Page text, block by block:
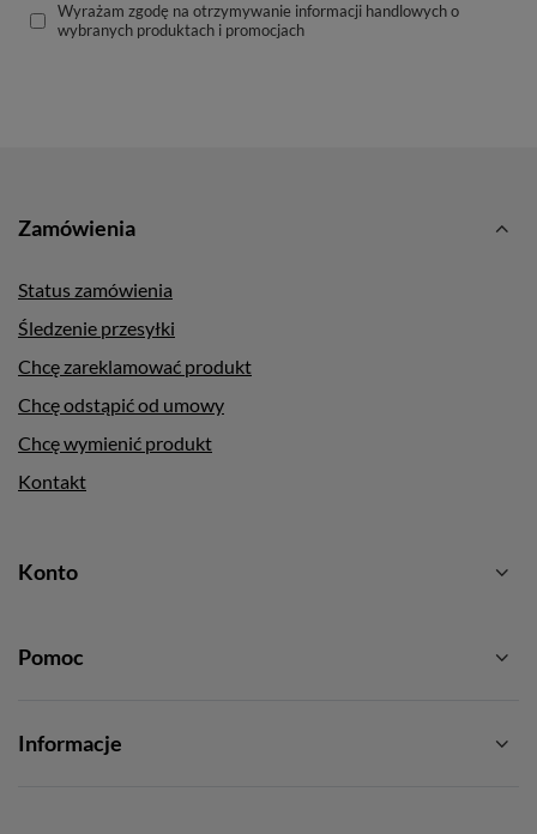
Wyrażam zgodę na otrzymywanie informacji handlowych o
wybranych produktach i promocjach
Zamówienia
Status zamówienia
Śledzenie przesyłki
Chcę zareklamować produkt
Chcę odstąpić od umowy
Chcę wymienić produkt
Kontakt
Konto
Pomoc
Informacje